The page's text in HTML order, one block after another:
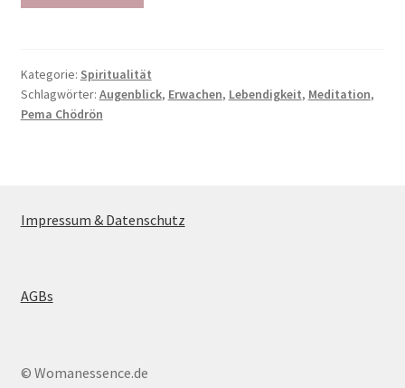
Kategorie: Spiritualität
Schlagwörter: Augenblick, Erwachen, Lebendigkeit, Meditation,
Pema Chödrön
Impressum & Datenschutz
AGBs
© Womanessence.de